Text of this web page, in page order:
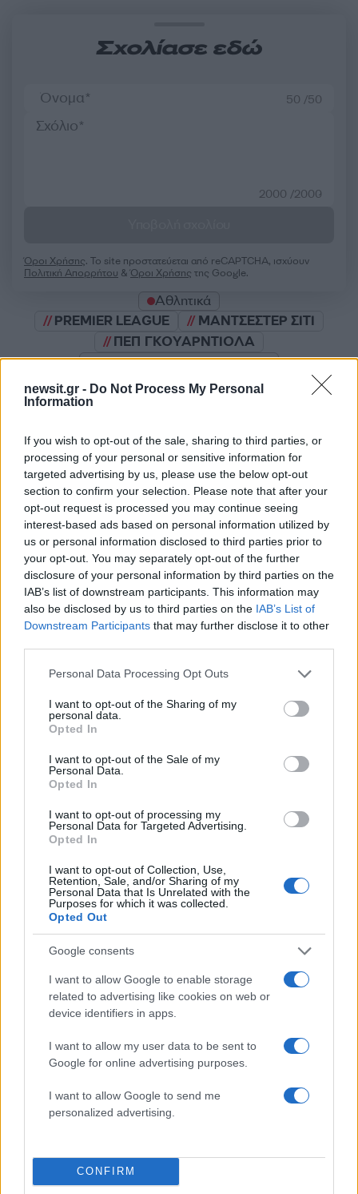
newsit.gr - Do Not Process My Personal
Information
If you wish to opt-out of the sale, sharing to third parties, or
processing of your personal or sensitive information for
targeted advertising by us, please use the below opt-out
section to confirm your selection. Please note that after your
opt-out request is processed you may continue seeing
interest-based ads based on personal information utilized by
us or personal information disclosed to third parties prior to
your opt-out. You may separately opt-out of the further
disclosure of your personal information by third parties on the
IAB’s list of downstream participants. This information may
also be disclosed by us to third parties on the IAB’s List of
Downstream Participants that may further disclose it to other
Please note that this website/app uses one or more Google
not limited to your visit or usage behaviour. You may click to
grant or deny consent to Google and its third-party tags to
use your data for below specified purposes in below Google
consent section.
Personal Data Processing Opt Outs
I want to opt-out of the Sharing of my
personal data.
Opted In
I want to opt-out of the Sale of my
Personal Data.
Opted In
I want to opt-out of processing my
Personal Data for Targeted Advertising.
Opted In
I want to opt-out of Collection, Use,
Retention, Sale, and/or Sharing of my
Personal Data that Is Unrelated with the
Purposes for which it was collected.
Opted Out
Google consents
I want to allow Google to enable storage
related to advertising like cookies on web or
device identifiers in apps.
I want to allow my user data to be sent to
Google for online advertising purposes.
I want to allow Google to send me
personalized advertising.
CONFIRM
Σχολίασε εδώ
50 /50
2000 /2000
Όροι Χρήσης. Το site προστατεύεται από reCAPTCHA, ισχύουν
Πολιτική Απορρήτου &Όροι Χρήσης της Google.
Αθλητικά
PREMIER LEAGUE
ΜΑΝΤΣΕΣΤΕΡ ΣΙΤΙ
ΠΕΠ ΓΚΟΥΑΡΝΤΙΟΛΑ
τελευταία νέατης ημέρας
Πιο δημοφιλή
1 Έφυγαν οι συνεργάτες, μένει η Μαρία
Καρυστιανού - Η επόμενη μέρα για την
«Ελπίδα για τη Δημοκρατία»
2Συγκίνηση στο τελευταίο αντίο στον Λάκη
Χαλκιά: Με την «Φάμπρικα», λαούτο και
φωνή της μεταπολίτευσης
Ο Κώστας Σαμαράς δημοσίευσε μία παιδική
φωτογραφία για την επέτειο θανάτου της
αδελφής του, Λένας
Ποιος είναι ο ελληνοκύπριος Sir Ντέμης
Χασάμπης: Από το σκάκι, στο Νόμπελ
Χημείας και στο «τιμόνι» της AI της Google
Το πολωμένο μελτέμι που τροφοδότησε τις
φωτιές σε Αττική και Βοιωτία: «Από τα
ισχυρότερα επεισόδια των τελευταίων 50
χρόνων»
Πιο σχολιασμένα
Μητσοτάκης στην υπογραφή συμφωνίας
για την ηλεκτρική διασύνδεση Ελλάδας –
είσοδος της Meridiam στην GSI
Canadair 515: Οι πρώτες εικόνες από την
κατασκευή του αεροσκάφους που θα
επιχειρεί και τη νύχτα στα μέτωπα της
φωτιάς
Αυγερινός, Μουτσάτσου και ακόμη 20
πρώην στελέχη κατά Καρυστιανού: «Δεν
αποχωρήσαμε για καρέκλες», αιχμές για
«συγκεντρωτικό μοντέλο»
καταστροφικό πέρασμα της φωτιάς –
Ξεκίνησε η αυτοψία στα καμένα σπίτια